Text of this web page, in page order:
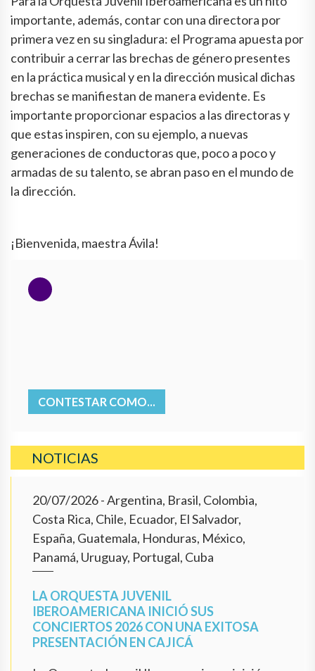
importante, además, contar con una directora por
primera vez en su singladura: el Programa apuesta por
contribuir a cerrar las brechas de género presentes
en la práctica musical y en la dirección musical dichas
brechas se manifiestan de manera evidente. Es
importante proporcionar espacios a las directoras y
que estas inspiren, con su ejemplo, a nuevas
generaciones de conductoras que, poco a poco y
armadas de su talento, se abran paso en el mundo de
la dirección.
¡Bienvenida, maestra Ávila!
CONTESTAR COMO...
NOTICIAS
20/07/2026- Argentina, Brasil, Colombia,
Costa Rica, Chile, Ecuador, El Salvador,
España, Guatemala, Honduras, México,
Panamá, Uruguay, Portugal, Cuba
LA ORQUESTA JUVENIL
IBEROAMERICANA INICIÓ SUS
CONCIERTOS 2026 CON UNA EXITOSA
PRESENTACIÓN EN CAJICÁ